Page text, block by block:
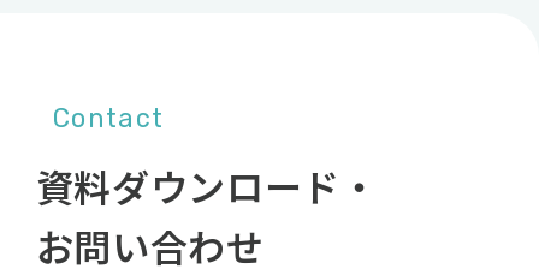
Contact
資料ダウンロード・
お問い合わせ